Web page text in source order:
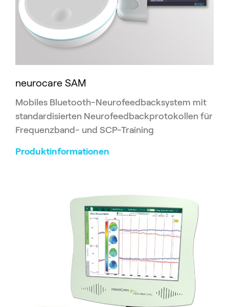
neurocare SAM
Mobiles Bluetooth-Neurofeedbacksystem mit
standardisierten Neurofeedbackprotokollen für
Frequenzband- und SCP-Training
Produktinformationen